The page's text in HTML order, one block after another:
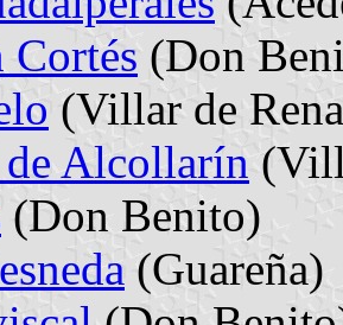
Cortés (Don
(Villar de
de Alcollarín
(Don Benito)
(Guareña)